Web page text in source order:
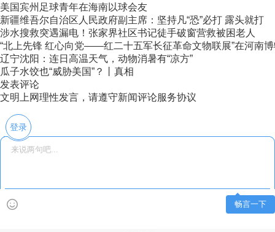
美国宾州足球青年在海南以球会友
新疆维吾尔自治区人民政府副主席：坚持凡“恐”必打 露头就打
涉水搜救突遇漏电！张家界社区书记徒手破窗营救被困老人
“北上先锋 红心向党——红二十五军长征革命文物联展”在河南
辽宁沈阳：连日高温天气，动物消暑有“凉方”
瓜子水饺也“威胁美国”？丨真相
发表评论
文明上网理性发言，请遵守新闻评论服务协议
登录
畅言一下